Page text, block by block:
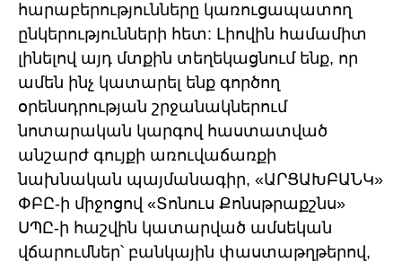
հարաբերությունները կառուցապատող
ընկերությունների հետ: Լիովին համամիտ
լինելով այդ մտքին տեղեկացնում ենք, որ
ամեն ինչ կատարել ենք գործող
օրենսդրության շրջանակներում
նոտարական կարգով հաստատված
անշարժ գույքի առուվաճառքի
նախնական պայմանագիր, «ԱՐՑԱԽԲԱՆԿ»
ՓԲԸ-ի միջոցով «Տոնուս Քոնսթրաքշնս»
ՍՊԸ-ի հաշվին կատարված ամսեկան
վճարումներ՝ բանկային փաստաթղթերով,